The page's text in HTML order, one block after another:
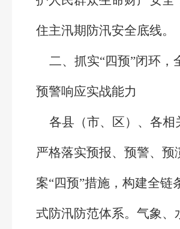
住主汛期防汛安全底线。
二、抓实“四预”闭环，
预警响应实战能力
各县（市、区）、各相
严格落实预报、预警、预
案“四预”措施，构建全链
式防汛防范体系。气象、